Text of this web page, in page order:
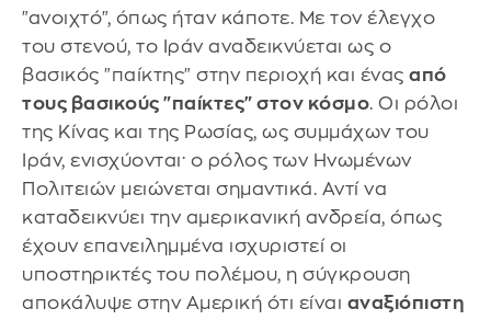
"ανοιχτό", όπως ήταν κάποτε. Με τον έλεγχο
του στενού, το Ιράν αναδεικνύεται ως ο
βασικός "παίκτης" στην περιοχή και ένας από
τους βασικούς "παίκτες" στον κόσμο. Οι ρόλοι
της Κίνας και της Ρωσίας, ως συμμάχων του
Ιράν, ενισχύονται· ο ρόλος των Ηνωμένων
Πολιτειών μειώνεται σημαντικά. Αντί να
καταδεικνύει την αμερικανική ανδρεία, όπως
έχουν επανειλημμένα ισχυριστεί οι
υποστηρικτές του πολέμου, η σύγκρουση
αποκάλυψε στην Αμερική ότι είναι αναξιόπιστη